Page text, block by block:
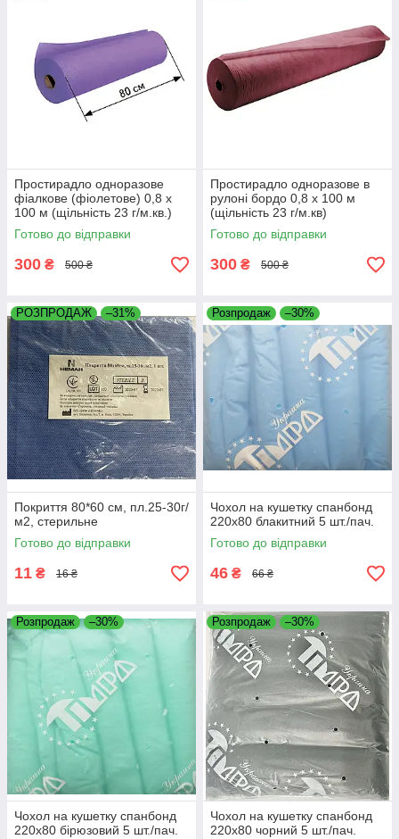
Простирадло одноразове
фіалкове (фіолетове) 0,8 х
100 м (щільність 23 г/м.кв.)
Готово до відправки
300 ₴ 500 ₴
Простирадло одноразове в
рулоні бордо 0,8 х 100 м
(щільність 23 г/м.кв)
Готово до відправки
300 ₴ 500 ₴
РОЗПРОДАЖ –31%
Покриття 80*60 см, пл.25-30г/
м2, стерильне
Готово до відправки
11 ₴ 16 ₴
Розпродаж –30%
Чохол на кушетку спанбонд
220х80 блакитний 5 шт./пач.
Готово до відправки
46 ₴ 66 ₴
Розпродаж –30%
Чохол на кушетку спанбонд
220х80 бірюзовий 5 шт./пач.
Розпродаж –30%
Чохол на кушетку спанбонд
220х80 чорний 5 шт./пач.